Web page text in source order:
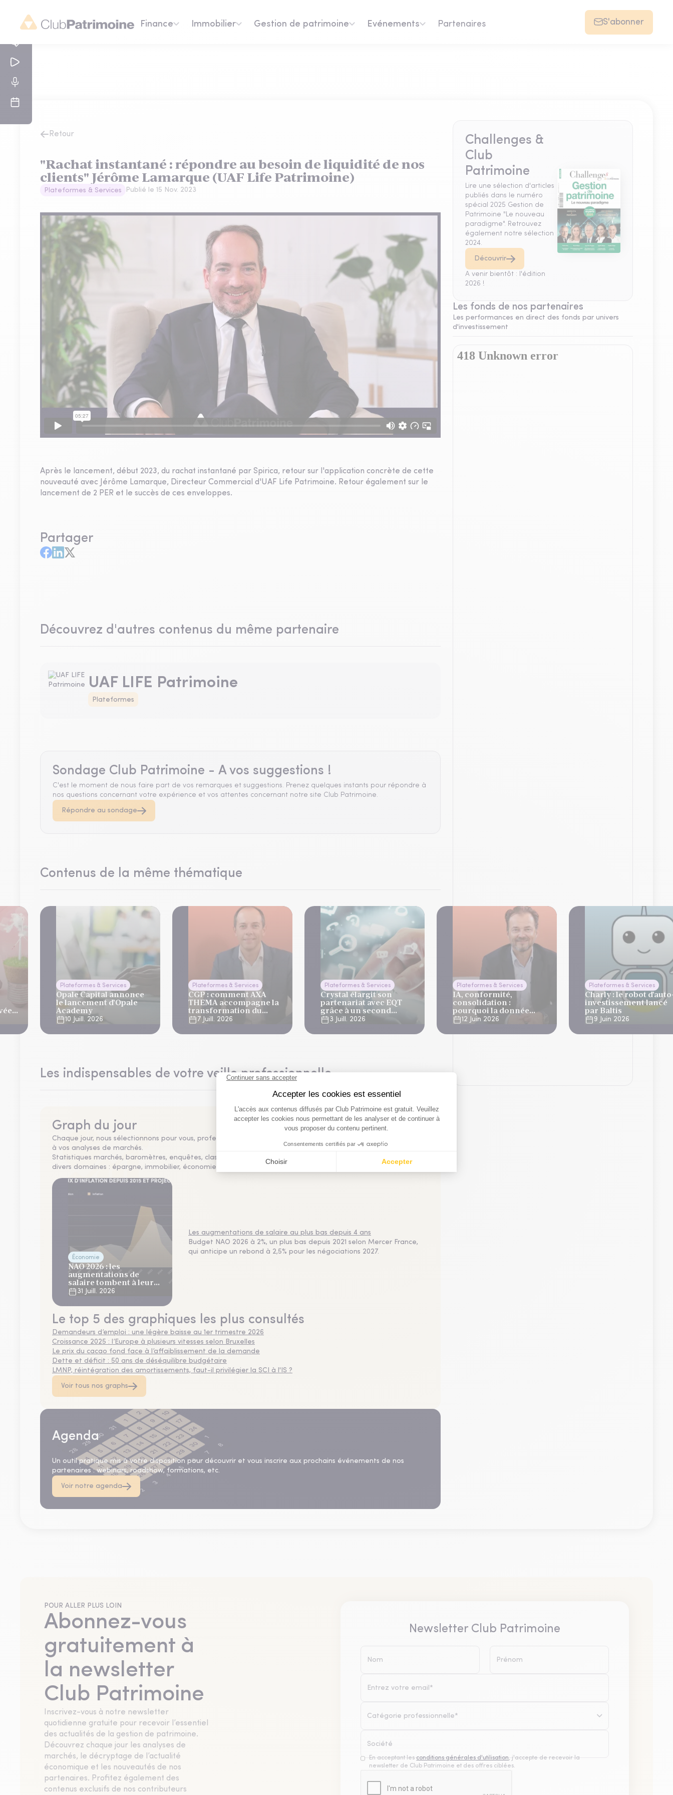
Finance Immobilier Gestion de patrimoine Evénements Partenaires S'abonner
Retour
"Rachat instantané : répondre au besoin de liquidité de nos
clients" Jérôme Lamarque (UAF Life Patrimoine)
Plateformes & Services Publié le 15 Nov. 2023
Après le lancement, début 2023, du rachat instantané par Spirica, retour sur l'application concrète de cette
nouveauté avec Jérôme Lamarque, Directeur Commercial d'UAF Life Patrimoine. Retour également sur le
lancement de 2 PER et le succès de ces enveloppes.
Partager
Découvrez d'autres contenus du même partenaire
UAF LIFE Patrimoine
Plateformes
Sondage Club Patrimoine - A vos suggestions !
C'est le moment de nous faire part de vos remarques et suggestions. Prenez quelques instants pour répondre à
nos questions concernant votre expérience et vos attentes concernant notre site Club Patrimoine.
Répondre au sondage
Contenus de la même thématique
Plateformes & Services
Opale Capital annonce
le lancement d’Opale
Academy
10 Juill. 2026
Plateformes & Services
CGP : comment AXA
THEMA accompagne la
transformation du
métier
7 Juill. 2026
Plateformes & Services
Crystal élargit son
partenariat avec EQT
grâce à un second
fonds ELTIF
3 Juill. 2026
Plateformes & Services
IA, conformité,
consolidation :
pourquoi la donnée
devient l’actif
stratégique des CGP
12 Juin 2026
Plateformes & Services
Charly : le robot
investissement lancé
par Baltis
9 Juin 2026
Les indispensables de votre veille professionnelle
Graph du jour
Chaque jour, nous sélectionnons pour vous, professionnels de la gestion d'actifs, une actualité chiffrée précieuse
à vos analyses de marchés.
Statistiques marchés, baromètres, enquêtes, classements, résumés en un graphique ou une infographie dans
divers domaines : épargne, immobilier, économie, finances, etc. Ne manquez pas l'info visuelle quotidienne !
Économie
NAO 2026 : les
augmentations de
salaire tombent à leur
plus bas niveau depuis 4
ans
31 Juill. 2026
Les augmentations de salaire au plus bas depuis 4 ans
Budget NAO 2026 à 2%, un plus bas depuis 2021 selon Mercer France,
qui anticipe un rebond à 2,5% pour les négociations 2027.
Le top 5 des graphiques les plus consultés
Demandeurs d’emploi : une légère baisse au 1er trimestre 2026
Croissance 2025 : l’Europe à plusieurs vitesses selon Bruxelles
Le prix du cacao fond face à l’affaiblissement de la demande
Dette et déficit : 50 ans de déséquilibre budgétaire
LMNP, réintégration des amortissements, faut-il privilégier la SCI à l'IS ?
Voir tous nos graphs
Agenda
Un outil pratique mis à votre disposition pour découvrir et vous inscrire aux prochains événements de nos
partenaires : webinars, roadshow, formations, etc.
Voir notre agenda
Challenges &
Club
Patrimoine
Lire une sélection d'articles
publiés dans le numéro
spécial 2025 Gestion de
Patrimoine "Le nouveau
paradigme". Retrouvez
également notre sélection
2024.
Découvrir
A venir bientôt : l'édition
2026 !
Les fonds de nos partenaires
Les performances en direct des fonds par univers
d'investissement
POUR ALLER PLUS LOIN
Abonnez-vous
gratuitement à
la newsletter
Club Patrimoine
Inscrivez-vous à notre newsletter
quotidienne gratuite pour recevoir l’essentiel
des actualités de la gestion de patrimoine.
Découvrez chaque jour les analyses de
marchés, le décryptage de l’actualité
économique et les nouveautés de nos
partenaires. Profitez également des
contenus exclusifs de nos contributeurs
Newsletter Club Patrimoine
Catégorie professionnelle*
En acceptant les conditions générales d'utilisation, j'accepte de recevoir la
newsletter de Club Patrimoine et des offres ciblées.